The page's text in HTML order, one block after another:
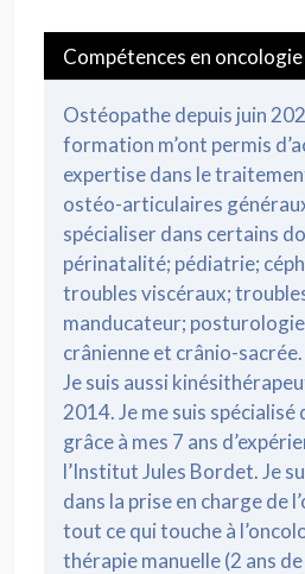
Compétences en oncologie
Ostéopathe depuis juin
formation m’ont permis
expertise dans le
ostéo-articulaires
spécialiser dans certains
périnatalité; pédiatrie;
troubles viscéraux;
manducateur;
crânienne et crânio-sacrée.
Je suis aussi
2014. Je me suis spécialisé
grâce à mes 7 ans
l’Institut Jules Bordet. Je
dans la prise en charge de
tout ce qui touche à
thérapie manuelle (2 ans